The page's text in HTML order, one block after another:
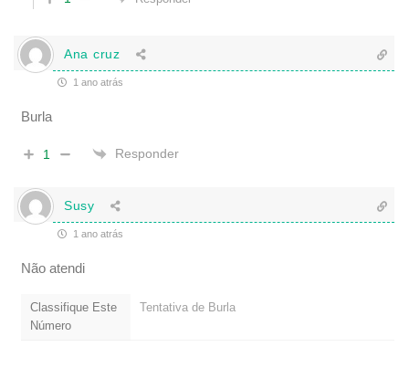
Ana cruz
1 ano atrás
Burla
1 Responder
Susy
1 ano atrás
Não atendi
Classifique Este
Número
Tentativa de Burla